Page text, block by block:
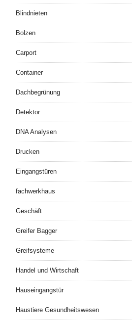
Blindnieten
Bolzen
Carport
Container
Dachbegrünung
Detektor
DNA Analysen
Drucken
Eingangstüren
fachwerkhaus
Geschäft
Greifer Bagger
Greifsysteme
Handel und Wirtschaft
Hauseingangstür
Haustiere Gesundheitswesen